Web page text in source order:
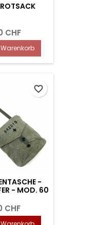
CHF
-
- MOD. 60
CHF
favorite_border